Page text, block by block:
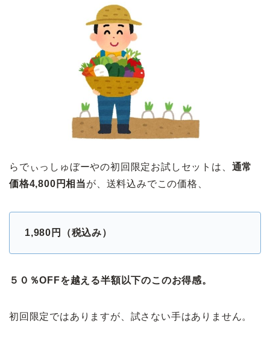
らでぃっしゅぼーやの初回限定お試しセットは、 通常
価格4,800円相当が、送料込みでこの価格、
1,980円（税込み）
５０％OFFを越える半額以下のこのお得感。
初回限定ではありますが、試さない手はありません。